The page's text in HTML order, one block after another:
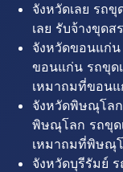
จังหวัดเลย รถขุ
เลย รับจ้างขุดส
จังหวัดขอนแก่
ขอนแก่น รถขุด
เหมาถมที่ขอน
จังหวัดพิษณุโล
พิษณุโลก รถขุด
เหมาถมที่พิษณุ
จังหวัดบุรีรัมย์